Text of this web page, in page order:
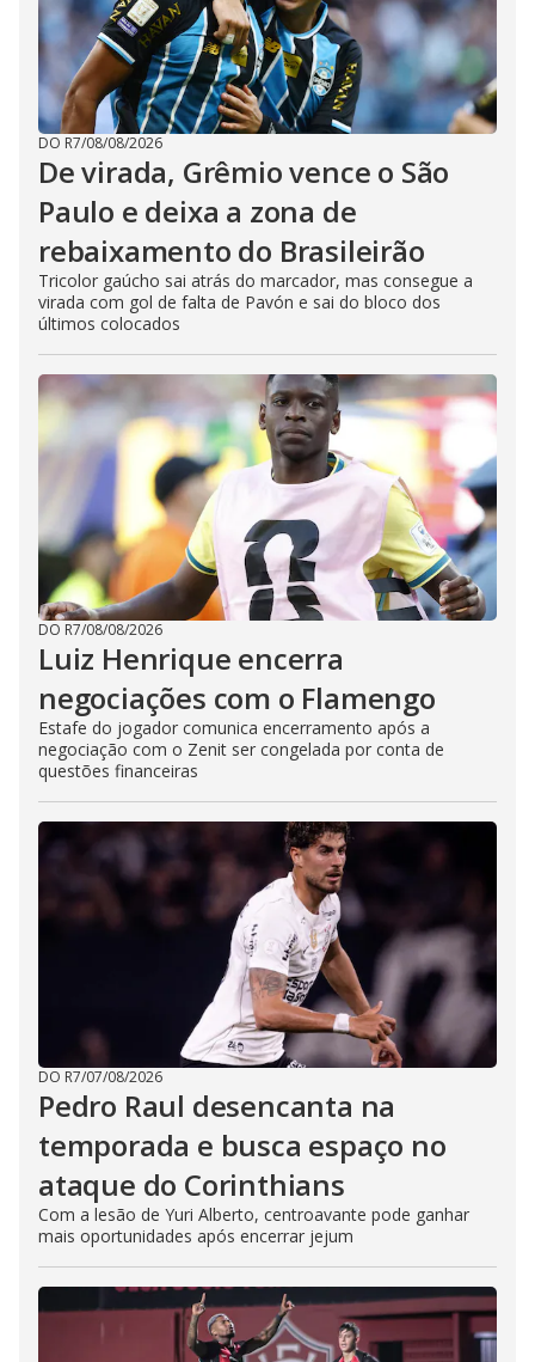
DO R7/08/08/2026
De virada, Grêmio vence o São
Paulo e deixa a zona de
rebaixamento do Brasileirão
Tricolor gaúcho sai atrás do marcador, mas consegue a
virada com gol de falta de Pavón e sai do bloco dos
últimos colocados
DO R7/08/08/2026
Luiz Henrique encerra
negociações com o Flamengo
Estafe do jogador comunica encerramento após a
negociação com o Zenit ser congelada por conta de
questões financeiras
DO R7/07/08/2026
Pedro Raul desencanta na
temporada e busca espaço no
ataque do Corinthians
Com a lesão de Yuri Alberto, centroavante pode ganhar
mais oportunidades após encerrar jejum